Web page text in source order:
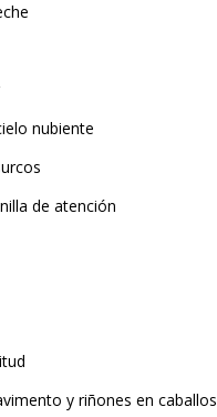
nubiente
de atención
y riñones en caballos